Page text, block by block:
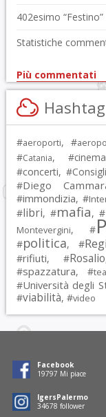
402esimo
Statistiche
Più commentati
#aeroporti, #
#Catania, #cinema
#concerti, #
#Diego
#immondizia, #
#libri, #mafia, #
Montevergini, #
#politica, #
#rifiuti, #Rosalio
#spazzatura, #
#Università degli
#viabilità, #video
Facebook
19797 Mi piace
IgersPalermo
34678 follower